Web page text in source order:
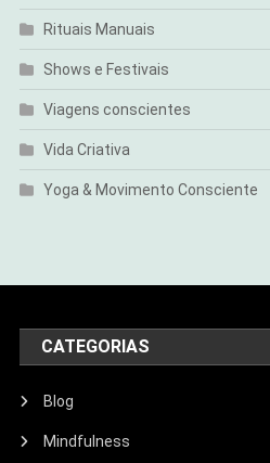
Rituais Manuais
Shows e Festivais
Viagens conscientes
Vida Criativa
Yoga & Movimento Consciente
CATEGORIAS
Blog
Mindfulness